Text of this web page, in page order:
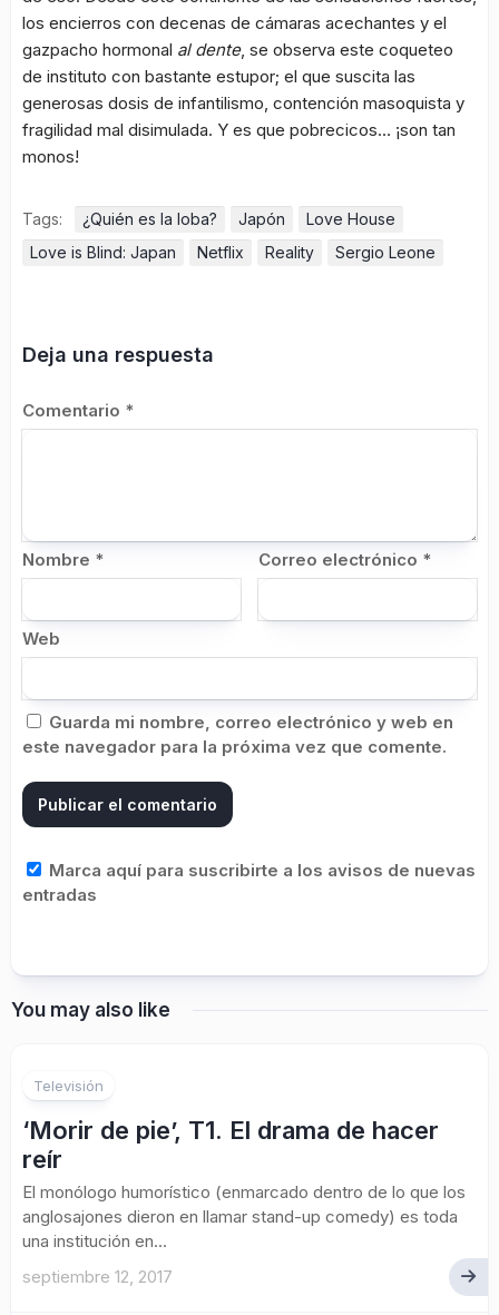
los encierros con decenas de cámaras acechantes y el
gazpacho hormonal al dente, se observa este coqueteo
de instituto con bastante estupor; el que suscita las
generosas dosis de infantilismo, contención masoquista y
fragilidad mal disimulada. Y es que pobrecicos… ¡son tan
monos!
Tags: ¿Quién es la loba? Japón
Love House
Love is Blind: Japan
Netflix Reality Sergio Leone
Deja una respuesta
Comentario *
Nombre * Correo electrónico *
Web
Guarda mi nombre, correo electrónico y web en
este navegador para la próxima vez que comente.
Marca aquí para suscribirte a los avisos de nuevas
entradas
You may also like
Televisión
‘Morir de pie’, T1. El drama de hacer
reír
El monólogo humorístico (enmarcado dentro de lo que los
anglosajones dieron en llamar stand-up comedy) es toda
una institución en...
septiembre 12, 2017